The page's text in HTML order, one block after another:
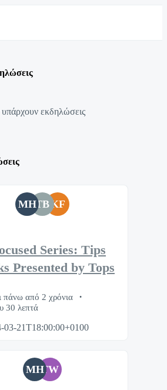
εκδηλώσεις
MHTB KF
Series: Tips
Presented by Tops
πάνω από 2 χρόνια
30 λεπτά
03-21T18:00:00+0100
MHTW